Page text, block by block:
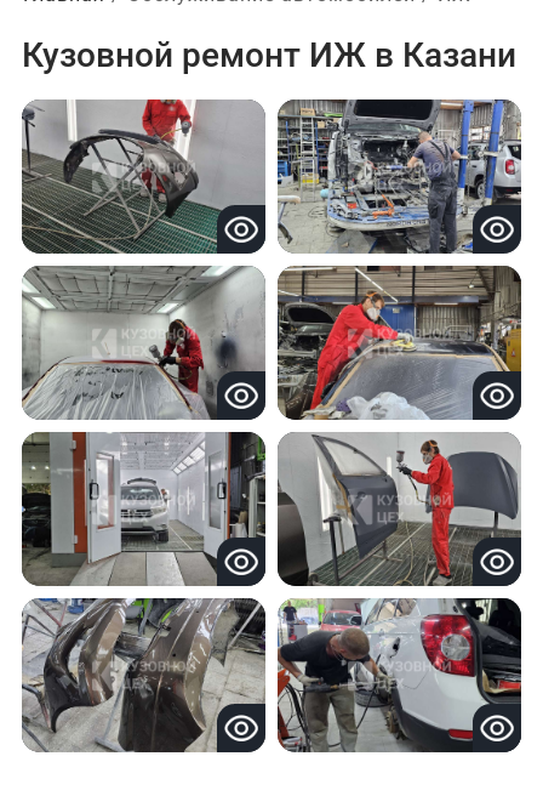
Кузовной ремонт ИЖ в Казани